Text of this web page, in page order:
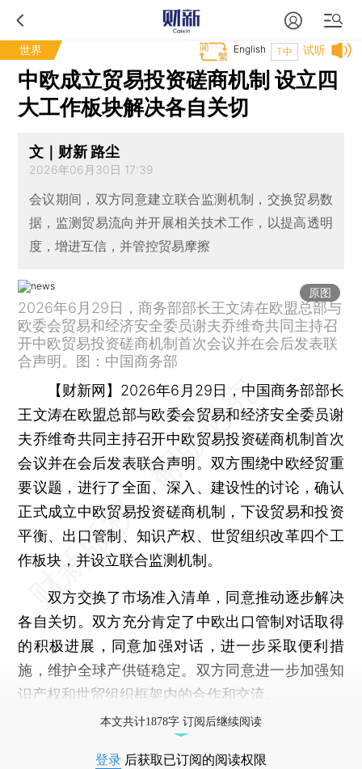
世界 试听
T中
English
中欧成立贸易投资磋商机制 设立四
大工作板块解决各自关切
文｜财新 路尘
2026年06月30日 17:39
会议期间，双方同意建立联合监测机制，交换贸易数
据，监测贸易流向并开展相关技术工作，以提高透明
度，增进互信，并管控贸易摩擦
原图
2026年6月29日，商务部部长王文涛在欧盟总部与
欧委会贸易和经济安全委员谢夫乔维奇共同主持召
开中欧贸易投资磋商机制首次会议并在会后发表联
合声明。图：中国商务部
【财新网】 2026年6月29日，中国商务部部长
王文涛在欧盟总部与欧委会贸易和经济安全委员谢
夫乔维奇共同主持召开中欧贸易投资磋商机制首次
会议并在会后发表联合声明。双方围绕中欧经贸重
要议题，进行了全面、深入、建设性的讨论，确认
正式成立中欧贸易投资磋商机制，下设贸易和投资
平衡、出口管制、知识产权、世贸组织改革四个工
作板块，并设立联合监测机制。
双方交换了市场准入清单，同意推动逐步解决
各自关切。双方充分肯定了中欧出口管制对话取得
的积极进展，同意加强对话，进一步采取便利措
施，维护全球产供链稳定。双方同意进一步加强知
识产权和世贸组织框架内的合作和交流。
本文共计1878字 订阅后继续阅读
登录 后获取已订阅的阅读权限